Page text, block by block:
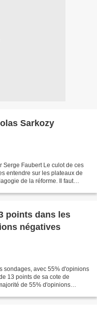
Sarkozy
Serge Faubert Le culot de ces
entendre sur les plateaux de
de la réforme. Il faut
points dans les
négatives
sondages, avec 55% d'opinions
13 points de sa cote de
de 55% d'opinions